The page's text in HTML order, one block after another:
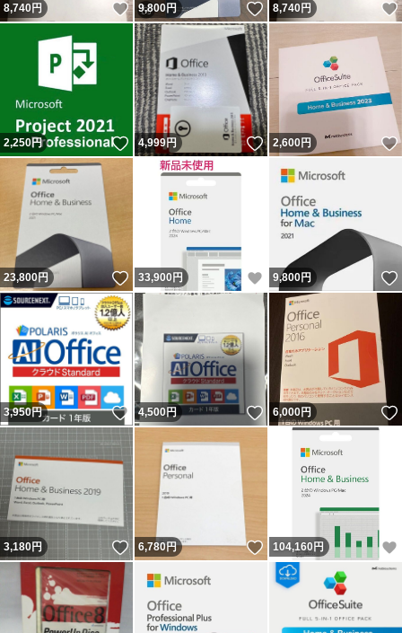
8,740円 いいね！
9,800円 いいね！
8,740円
2,250円 いいね！
4,999円 いいね！
2,600円
23,800円 いいね！
33,900 円 いいね！
9,800円
3,950円 いいね！
4,500円 いいね！
6,000円
3,180円 いいね！
6,780円 いいね！
104,160 円